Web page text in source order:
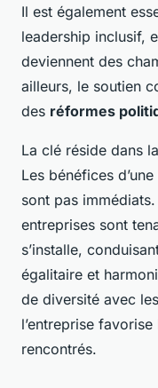
Il est également
leadership inclusif,
deviennent des
ailleurs, le soutien
des réformes
La clé réside dans la
Les bénéfices
sont pas
entreprises sont
s’installe,
égalitaire et
de diversité avec
l’entreprise
rencontrés.